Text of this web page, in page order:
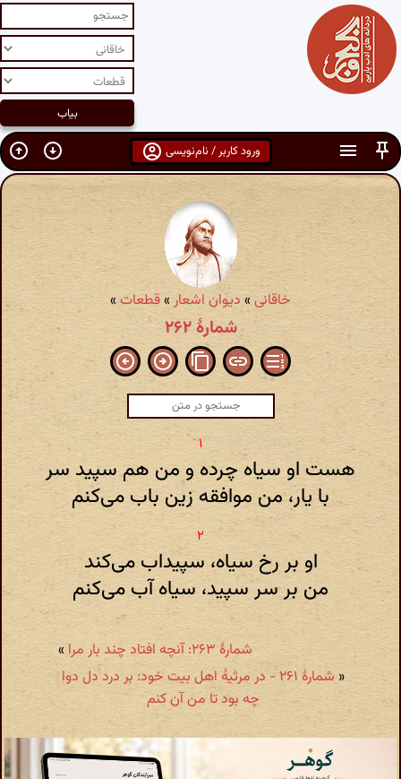
ورود کاربر / نام‌نویسی
خاقانی » دیوان اشعار»قطعات»
شمارهٔ ۲۶۲
هست او سیاه چرده و من هم سپید سر
با یار، من موافقه زین باب می‌کنم
او بر رخ سیاه، سپیداب می‌کند
من بر سر سپید، سیاه آب می‌کنم
شمارهٔ ۲۶۳: آنچه افتاد چند بار مرا
»
«
شمارهٔ ۲۶۱ - در مرثیهٔ اهل بیت خود: بر درد دل دوا
چه بود تا من آن کنم